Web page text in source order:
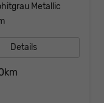
Metallic
Details